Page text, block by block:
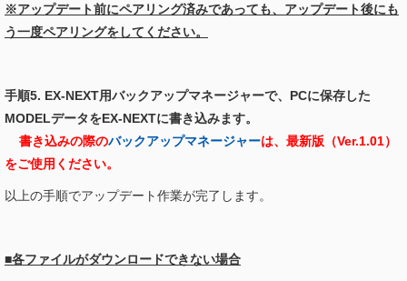
※アップデート前にペアリング済みであっても、アップデート後にも
う一度ペアリングをしてください。
手順5. EX-NEXT用バックアップマネージャーで、PCに保存した
MODELデータをEX-NEXTに書き込みます。
書き込みの際のバックアップマネージャーは、最新版（Ver.1.01）
をご使用ください。
以上の手順でアップデート作業が完了します。
■各ファイルがダウンロードできない場合